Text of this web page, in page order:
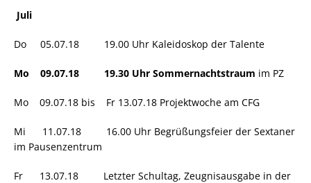
Juli
Do 05.07.18 19.00 Uhr Kaleidoskop der Talente
Mo 09.07.18 19.30 Uhr Sommernachtstraum im PZ
Mo 09.07.18 bis Fr 13.07.18 Projektwoche am CFG
Mi 11.07.18 16.00 Uhr Begrüßungsfeier der Sextaner
im Pausenzentrum
Fr 13.07.18 Letzter Schultag, Zeugnisausgabe in der